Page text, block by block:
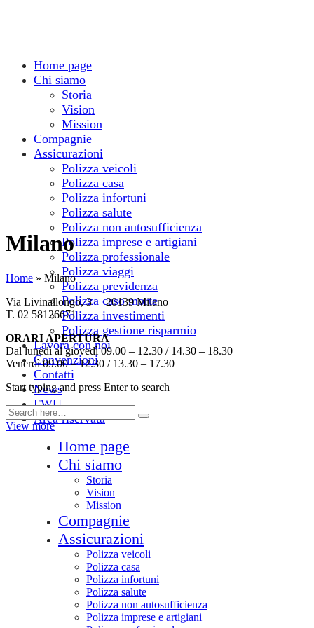
Home page
Chi siamo
Storia
Vision
Mission
Compagnie
Assicurazioni
Polizza veicoli
Polizza casa
Polizza infortuni
Polizza salute
Polizza non autosufficienza
Polizza imprese e artigiani
Polizza professionale
Polizza viaggi
Polizza previdenza
Polizza caso morte
Polizza investimenti
Polizza gestione risparmio
Lavora con noi
Convenzioni
Contatti
News
FWU
Area riservata
Home page
Chi siamo
Storia
Vision
Mission
Compagnie
Assicurazioni
Polizza veicoli
Polizza casa
Polizza infortuni
Polizza salute
Polizza non autosufficienza
Polizza imprese e artigiani
Milano
Home » Milano
Via Livinallongo, 3 – 20139 Milano
T. 02 58126671
ORARI APERTURA
Dal lunedì al giovedì 09.00 – 12.30 / 14.30 – 18.30
Venerdì 09.00 – 12.30 / 13.30 – 17.30
Start typing and press Enter to search
View more